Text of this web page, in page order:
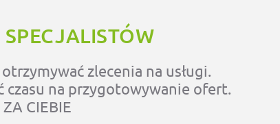
zlecenia na usługi.
czasu na przygotowywanie ofert.
CIEBIE